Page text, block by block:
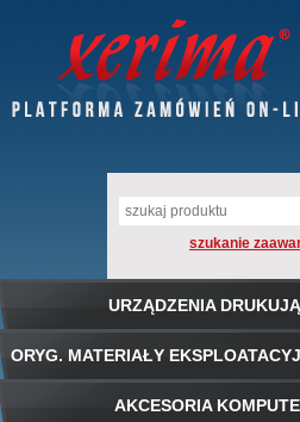
szukanie
URZĄDZENIA
ORYG. MATERIAŁY
AKCESORIA